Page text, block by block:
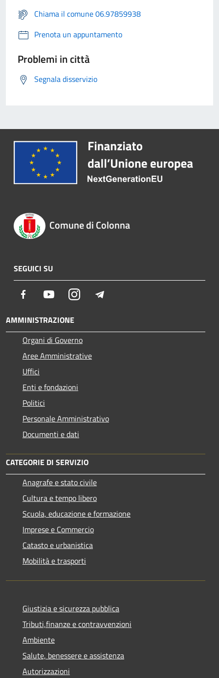
Chiama il comune 06.97859938
Prenota un appuntamento
Problemi in città
Segnala disservizio
Comune di Colonna
SEGUICI SU
Facebook YoutubeInstagram
AMMINISTRAZIONE
Organi di Governo
Aree Amministrative
Uffici
Enti e fondazioni
Politici
Personale Amministrativo
Documenti e dati
CATEGORIE DI SERVIZIO
Anagrafe e stato civile
Cultura e tempo libero
Scuola, educazione e formazione
Imprese e Commercio
Catasto e urbanistica
Mobilità e trasporti
Giustizia e sicurezza pubblica
Tributi,finanze e contravvenzioni
Ambiente
Salute, benessere e assistenza
Autorizzazioni